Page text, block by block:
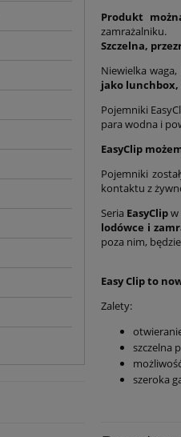
Produkt
zamrażalniku.
Szczelna,
Niewielka
jako lunchbox,
Pojemniki
para wodna i
EasyClip
Pojemniki
kontaktu z
Seria EasyClipw
lodówce i
poza nim,
Easy Clip to
Zalety:
szczelna
szeroka